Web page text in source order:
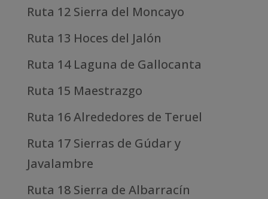
Ruta 12 Sierra del Moncayo
Ruta 13 Hoces del Jalón
Ruta 14 Laguna de Gallocanta
Ruta 15 Maestrazgo
Ruta 16 Alrededores de Teruel
Ruta 17 Sierras de Gúdar y
Javalambre
Ruta 18 Sierra de Albarracín